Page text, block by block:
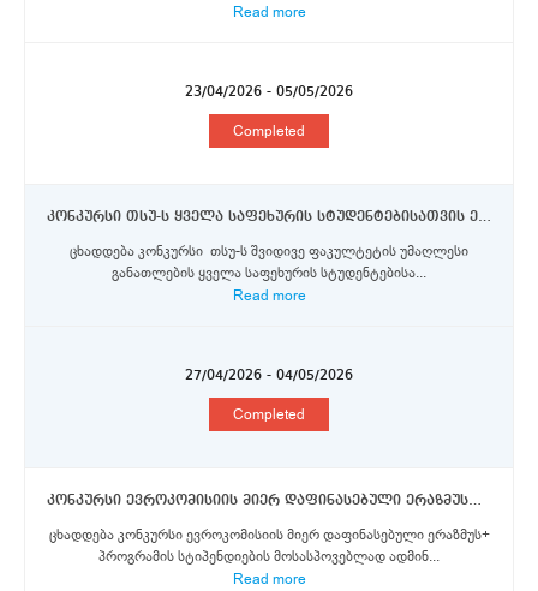
Read more
23/04/2026 - 05/05/2026
Completed
კონკურსი თსუ-ს ყველა საფეხურის სტუდენტებისათვის ერაზმუს+, ორმხრივი თანამშრომლობისა და DAAD-ს აღმოსავლეთ პარტნიორობის პროგრამების სტიპენდიების მოსაპოვებლად
ცხადდება კონკურსი თსუ-ს შვიდივე ფაკულტეტის უმაღლესი
განათლების ყველა საფეხურის სტუდენტებისა...
Read more
27/04/2026 - 04/05/2026
Completed
კონკურსი ევროკომისიის მიერ დაფინასებული ერაზმუს+ პროგრამის სტიპენდიების მოსასპოვებლად ადმინისტრაციული/გადაწყვეტილების მიმღებ პოზიციაზე მყოფი პერსონალისთვის
ცხადდება კონკურსი ევროკომისიის მიერ დაფინასებული ერაზმუს+
პროგრამის სტიპენდიების მოსასპოვებლად ადმინ...
Read more